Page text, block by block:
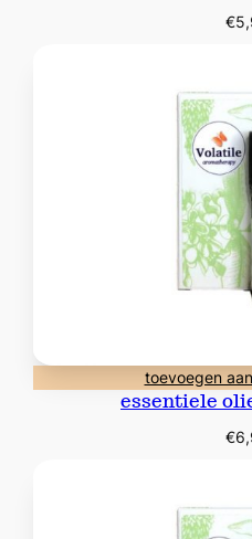
€
toevoegen
essentiele
€